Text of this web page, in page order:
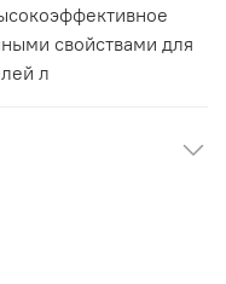
свойствами для
л